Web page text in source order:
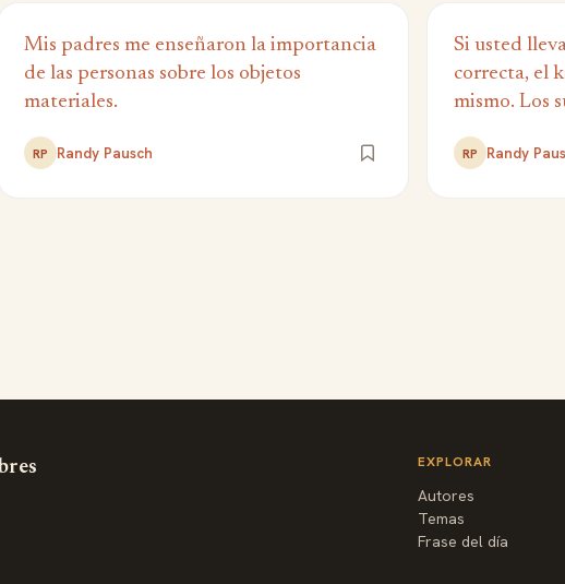
Mis padres me enseñaron la importancia
de las personas sobre los objetos
materiales.
RP Randy Pausch
Si usted
correcta, el
mismo. Los
RP Randy
EXPLORAR
Autores
Temas
Frase del día